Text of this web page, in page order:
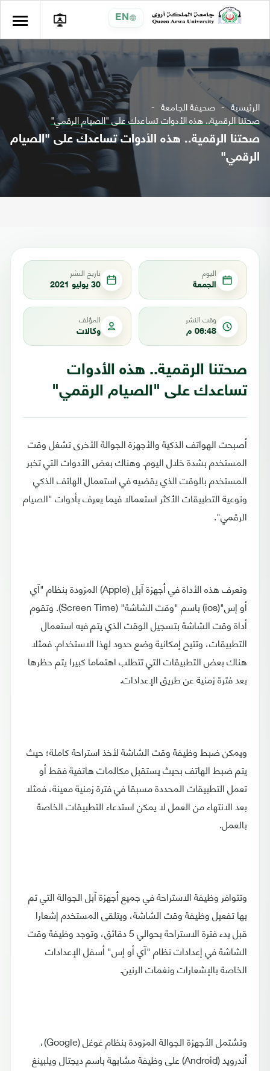
EN
الرئيسية صحيفة الجامعة
صحتنا الرقمية.. هذه الأدوات تساعدك على "الصيام الرقمي"
صحتنا الرقمية.. هذه الأدوات تساعدك على "الصيام
الرقمي"
اليوم
الجمعة
تاريخ النشر
30 يوليو 2021
وقت النشر
06:48 م
المؤلف
وكالات
صحتنا الرقمية.. هذه الأدوات
تساعدك على "الصيام الرقمي"
أصبحت الهواتف الذكية والأجهزة الجوالة الأخرى تشغل وقت
المستخدم بشدة خلال اليوم. وهناك بعض الأدوات التي تخبر
المستخدم بالوقت الذي يقضيه في استعمال الهاتف الذكي
ونوعية التطبيقات الأكثر استعمالا فيما يعرف بأدوات "الصيام
الرقمي".
وتعرف هذه الأداة في أجهزة آبل (Apple) المزودة بنظام "آي
أو إس"(ios) باسم "وقت الشاشة" (Screen Time). وتقوم
أداة وقت الشاشة بتسجيل الوقت الذي يتم فيه استعمال
التطبيقات، وتتيح إمكانية وضع حدود لهذا الاستخدام. فمثلا
هناك بعض التطبيقات التي تتطلب اهتماما كبيرا يتم حظرها
بعد فترة زمنية عن طريق الإعدادات.
ويمكن ضبط وظيفة وقت الشاشة لأخذ استراحة كاملة؛ حيث
يتم ضبط الهاتف بحيث يستقبل مكالمات هاتفية فقط أو
تعمل التطبيقات المحددة مسبقا في فترة زمنية معينة، فمثلا
بعد الانتهاء من العمل لا يمكن استدعاء التطبيقات الخاصة
بالعمل.
وتتوافر وظيفة الاستراحة في جميع أجهزة آبل الجوالة التي تم
بها تفعيل وظيفة وقت الشاشة، ويتلقى المستخدم إشعارا
قبل بدء فترة الاستراحة بحوالي 5 دقائق، وتوجد وظيفة وقت
الشاشة في إعدادات نظام "آي أو إس" أسفل الإعدادات
الخاصة بالإشعارات ونغمات الرنين.
وتشتمل الأجهزة الجوالة المزودة بنظام غوغل (Google)،
أندرويد (Android) على وظيفة مشابهة باسم ديجتال ويلبينغ